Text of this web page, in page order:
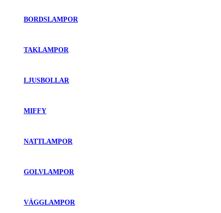
BORDSLAMPOR
TAKLAMPOR
LJUSBOLLAR
MIFFY
NATTLAMPOR
GOLVLAMPOR
VÄGGLAMPOR